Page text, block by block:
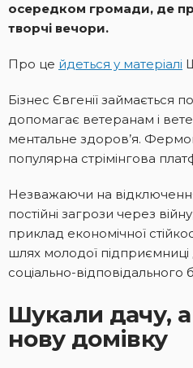
осередком громади, де
творчі вечори.
Про це йдеться у матеріалі
Бізнес Євгенії займається
допомагає ветеранам і
ментальне здоров’я.
популярна стрімінгова
Незважаючи на
постійні загрози через
приклад економічної
шлях молодої
соціально-відповідального
Шукали дачу,
нову домівку